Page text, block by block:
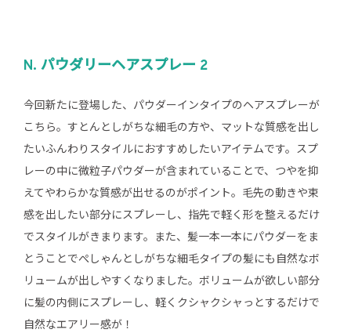
N. パウダリーヘアスプレー 2
今回新たに登場した、パウダーインタイプのヘアスプレーが
こちら。すとんとしがちな細毛の方や、マットな質感を出し
たいふんわりスタイルにおすすめしたいアイテムです。スプ
レーの中に微粒子パウダーが含まれていることで、つやを抑
えてやわらかな質感が出せるのがポイント。毛先の動きや束
感を出したい部分にスプレーし、指先で軽く形を整えるだけ
でスタイルがきまります。また、髪一本一本にパウダーをま
とうことでぺしゃんとしがちな細毛タイプの髪にも自然なボ
リュームが出しやすくなりました。ボリュームが欲しい部分
に髪の内側にスプレーし、軽くクシャクシャっとするだけで
自然なエアリー感が！